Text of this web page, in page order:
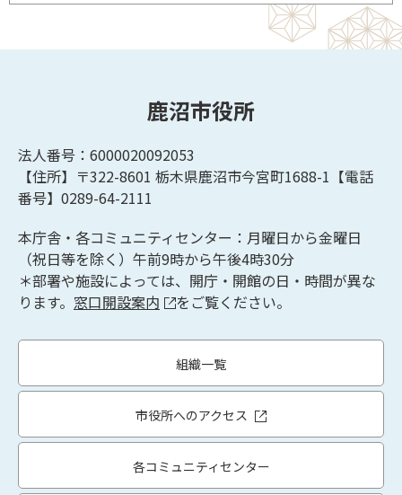
鹿沼市役所
法人番号：6000020092053
【住所】〒322-8601 栃木県鹿沼市今宮町1688-1【電話
番号】0289-64-2111
本庁舎・各コミュニティセンター：月曜日から金曜日
（祝日等を除く）午前9時から午後4時30分
＊部署や施設によっては、開庁・開館の日・時間が異な
ります。 窓口開設案内 をご覧ください。
組織一覧
市役所へのアクセス
各コミュニティセンター